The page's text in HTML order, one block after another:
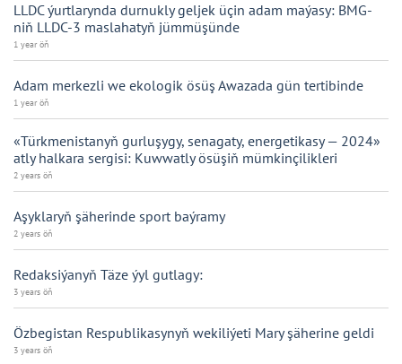
LLDC ýurtlarynda durnukly geljek üçin adam maýasy: BMG-
niň LLDC-3 maslahatyň jümmüşünde
1 year öň
Adam merkezli we ekologik ösüş Awazada gün tertibinde
1 year öň
«Türkmenistanyň gurluşygy, senagaty, energetikasy — 2024»
atly halkara sergisi: Kuwwatly ösüşiň mümkinçilikleri
2 years öň
Aşyklaryň şäherinde sport baýramy
2 years öň
Redaksiýanyň Täze ýyl gutlagy:
3 years öň
Özbegistan Respublikasynyň wekiliýeti Mary şäherine geldi
3 years öň